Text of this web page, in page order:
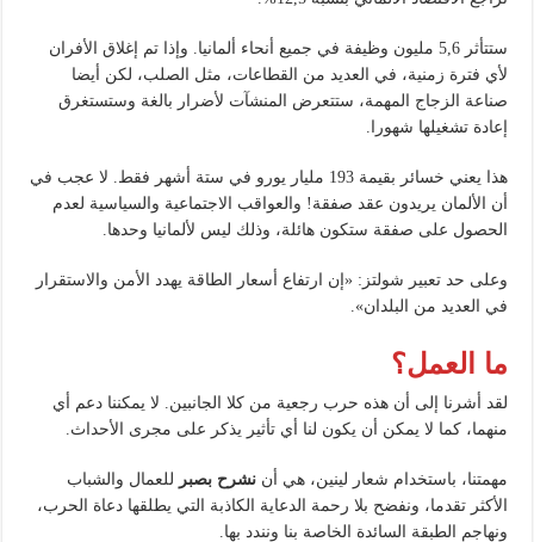
ستتأثر 5,6 مليون وظيفة في جميع أنحاء ألمانيا. وإذا تم إغلاق الأفران
لأي فترة زمنية، في العديد من القطاعات، مثل الصلب، لكن أيضا
صناعة الزجاج المهمة، ستتعرض المنشآت لأضرار بالغة وستستغرق
إعادة تشغيلها شهورا.
هذا يعني خسائر بقيمة 193 مليار يورو في ستة أشهر فقط. لا عجب في
أن الألمان يريدون عقد صفقة! والعواقب الاجتماعية والسياسية لعدم
الحصول على صفقة ستكون هائلة، وذلك ليس لألمانيا وحدها.
وعلى حد تعبير شولتز: «إن ارتفاع أسعار الطاقة يهدد الأمن والاستقرار
في العديد من البلدان».
ما العمل؟
لقد أشرنا إلى أن هذه حرب رجعية من كلا الجانبين. لا يمكننا دعم أي
منهما، كما لا يمكن أن يكون لنا أي تأثير يذكر على مجرى الأحداث.
مهمتنا، باستخدام شعار لينين، هي أننشرح بصبر للعمال والشباب
الأكثر تقدما، ونفضح بلا رحمة الدعاية الكاذبة التي يطلقها دعاة الحرب،
ونهاجم الطبقة السائدة الخاصة بنا ونندد بها.